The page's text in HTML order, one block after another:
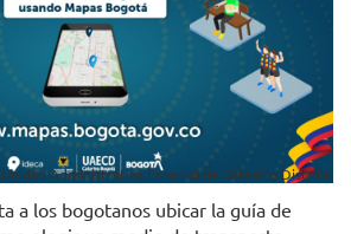
Administrativa Especial de Catastro Distrital
a los bogotanos ubicar la guía de